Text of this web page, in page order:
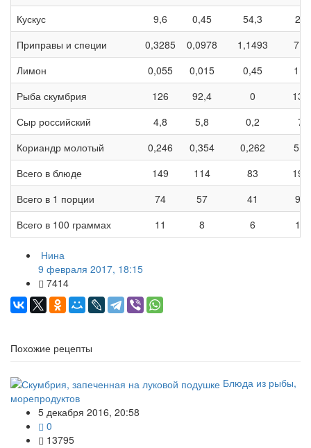
Кускус
9,6 0,45 54,3
282
Приправы и специи
0,3285 0,0978 1,1493
Лимон
0,055 0,015 0,45
Рыба скумбрия
126 92,4 0
Сыр российский
4,8 5,8 0,2
72
Кориандр молотый
0,246 0,354 0,262
Всего в блюде
149 114 83
Всего в 1 порции
74 57 41
989
Всего в 100 граммах
11 8 6 150
Нина
9 февраля 2017, 18:15
7414
Похожие рецепты
Блюда из рыбы,
морепродуктов
5 декабря 2016, 20:58
0
13795